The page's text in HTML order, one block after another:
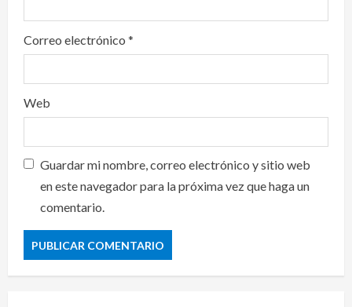
Correo electrónico *
Web
Guardar mi nombre, correo electrónico y sitio web
en este navegador para la próxima vez que haga un
comentario.